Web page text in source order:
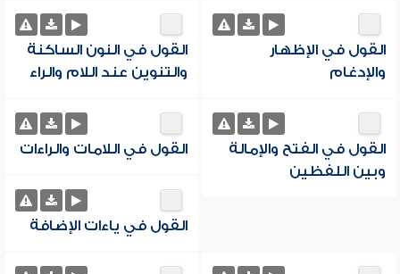
القول في الإظهار
والإدغام
القول في النون الساكنة
والتنوين عند اللام والراء
القول في الفتح والإمالة
وبين اللفظين
القول في اللامات والراءات
القول في ياءات الإضافة